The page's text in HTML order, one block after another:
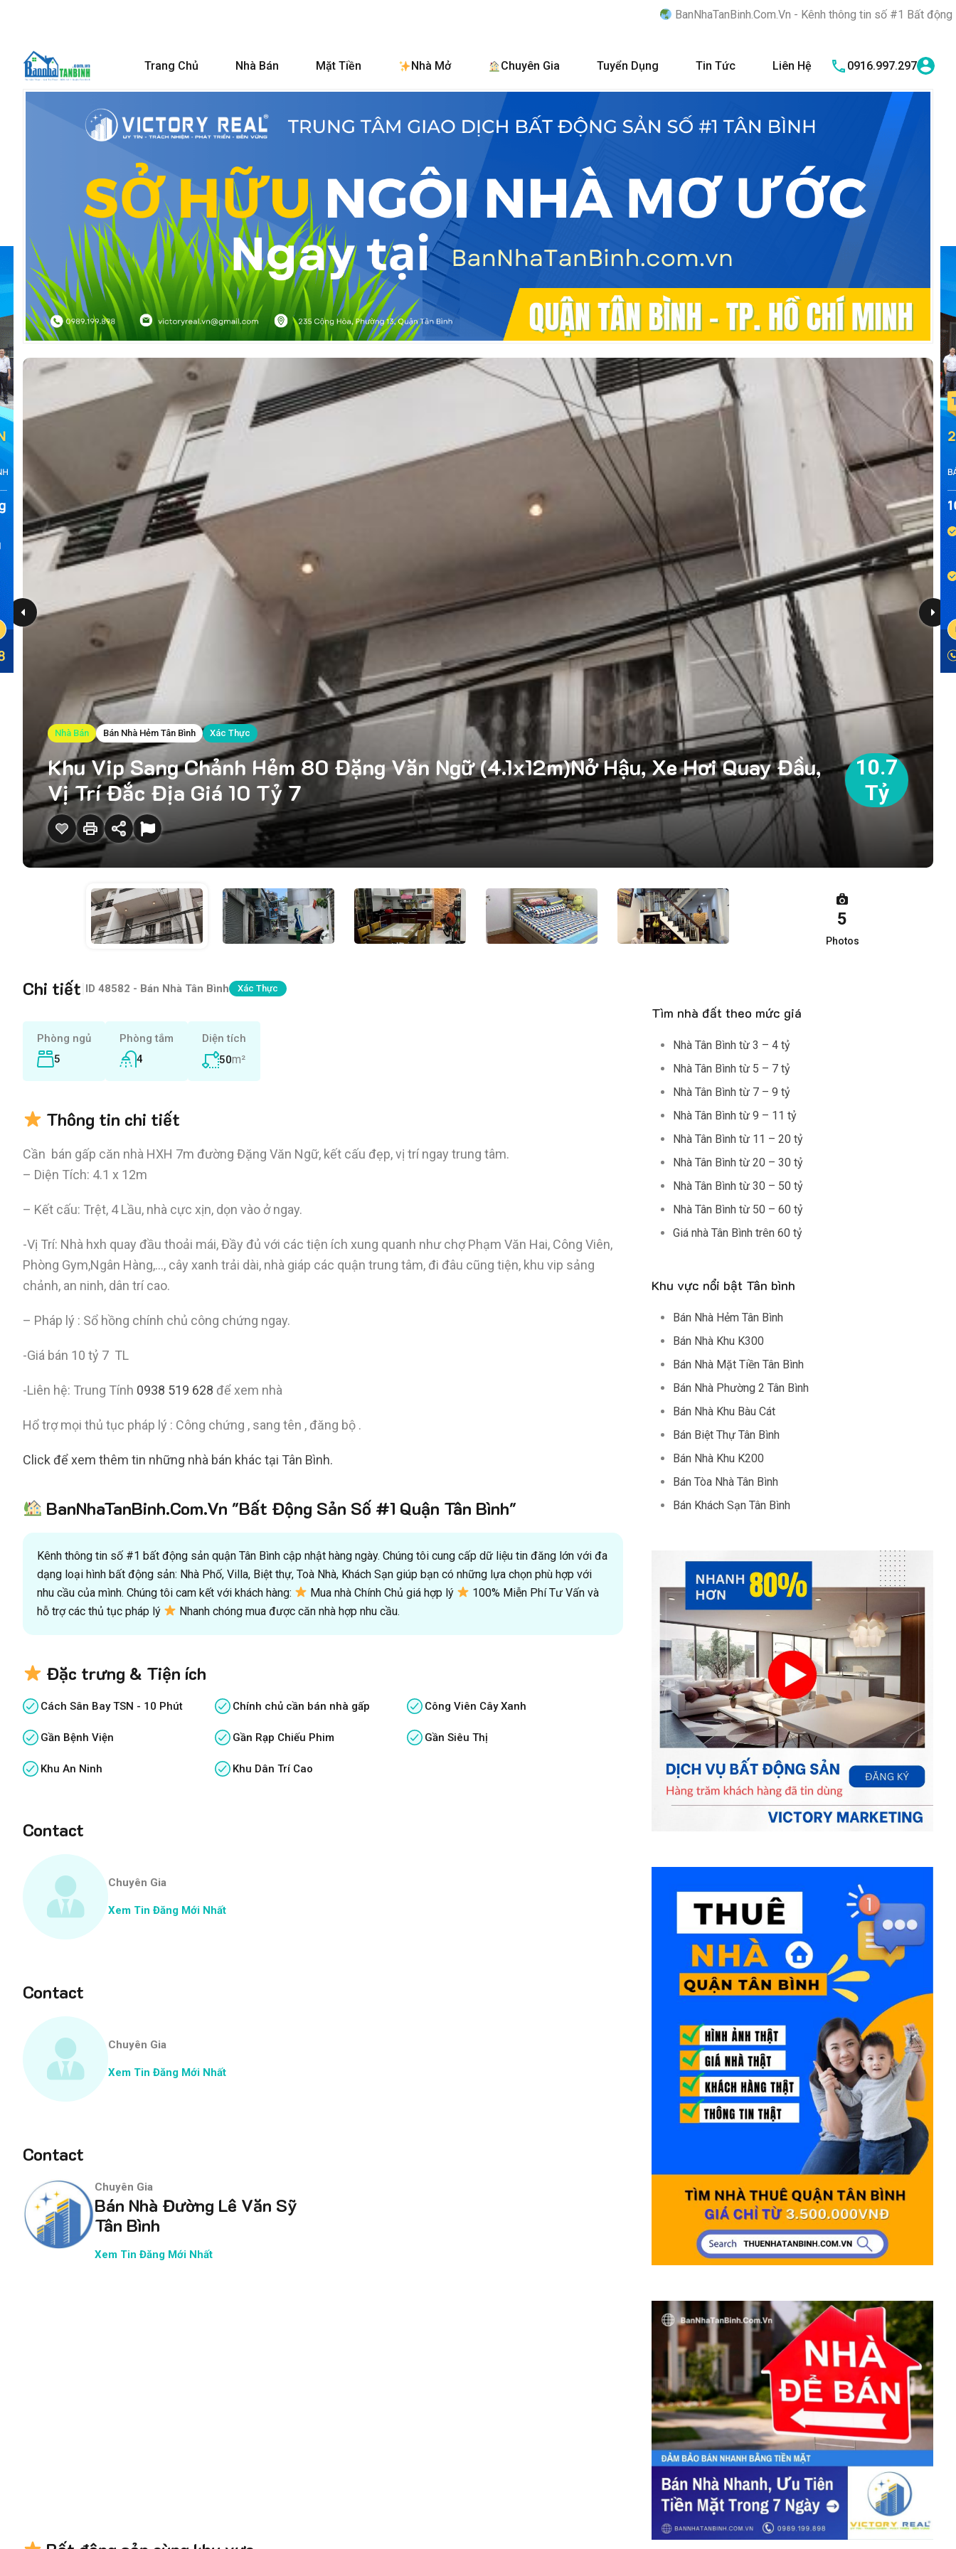
BanNhaTanBinh.Com.Vn - Kênh thông tin số #1 Bất động sản quận Tân
Trang Chủ Nhà Bán Mặt Tiền Nhà Mở Chuyên Gia Tuyển Dụng Tin Tức Liên Hệ 0916.997.297
Nhà Bán Bán Nhà Hẻm Tân Bình Xác Thực
Khu Vip Sang Chảnh Hẻm 80 Đặng Văn Ngữ (4.1x12m)Nở Hậu, Xe Hơi Quay Đầu,
Vị Trí Đắc Địa Giá 10 Tỷ 7
10.7
Tỷ
5
Photos
Chi tiết ID 48582 - Bán Nhà Tân Bình Xác Thực
Phòng ngủ
5
Phòng tắm
4
Diện tích
50m²
Thông tin chi tiết
Cần bán gấp căn nhà HXH 7m đường Đặng Văn Ngữ, kết cấu đẹp, vị trí ngay trung tâm.
– Diện Tích: 4.1 x 12m
– Kết cấu: Trệt, 4 Lầu, nhà cực xịn, dọn vào ở ngay.
-Vị Trí: Nhà hxh quay đầu thoải mái, Đầy đủ với các tiện ích xung quanh như chợ Phạm Văn Hai, Công Viên,
Phòng Gym,Ngân Hàng,…, cây xanh trải dài, nhà giáp các quận trung tâm, đi đâu cũng tiện, khu vip sảng
chảnh, an ninh, dân trí cao.
– Pháp lý : Sổ hồng chính chủ công chứng ngay.
-Giá bán 10 tỷ 7 TL
-Liên hệ: Trung Tính 0938 519 628 để xem nhà
Hổ trợ mọi thủ tục pháp lý : Công chứng , sang tên , đăng bộ .
Click để xem thêm tin những nhà bán khác tại Tân Bình.
BanNhaTanBinh.Com.Vn "Bất Động Sản Số #1 Quận Tân Bình"
Kênh thông tin số #1 bất động sản quận Tân Bình cập nhật hàng ngày. Chúng tôi cung cấp dữ liệu tin đăng lớn với đa
dạng loại hình bất động sản: Nhà Phố, Villa, Biệt thự, Toà Nhà, Khách Sạn giúp bạn có những lựa chọn phù hợp với
nhu cầu của mình. Chúng tôi cam kết với khách hàng:
Mua nhà Chính Chủ giá hợp lý
100% Miễn Phí Tư Vấn và
hỗ trợ các thủ tục pháp lý
Nhanh chóng mua được căn nhà hợp nhu cầu.
Đặc trưng & Tiện ích
Cách Sân Bay TSN - 10 Phút Chính chủ cần bán nhà gấp Công Viên Cây Xanh
Gần Bệnh Viện Gần Rạp Chiếu Phim Gần Siêu Thị
Khu An Ninh Khu Dân Trí Cao
Contact
Chuyên Gia
Xem Tin Đăng Mới Nhất
Contact
Chuyên Gia
Xem Tin Đăng Mới Nhất
Contact
Chuyên Gia
Bán Nhà Đường Lê Văn Sỹ
Tân Bình
Xem Tin Đăng Mới Nhất
Tìm nhà đất theo mức giá
Nhà Tân Bình từ 3 – 4 tỷ
Nhà Tân Bình từ 5 – 7 tỷ
Nhà Tân Bình từ 7 – 9 tỷ
Nhà Tân Bình từ 9 – 11 tỷ
Nhà Tân Bình từ 11 – 20 tỷ
Nhà Tân Bình từ 20 – 30 tỷ
Nhà Tân Bình từ 30 – 50 tỷ
Nhà Tân Bình từ 50 – 60 tỷ
Giá nhà Tân Bình trên 60 tỷ
Khu vực nổi bật Tân bình
Bán Nhà Hẻm Tân Bình
Bán Nhà Khu K300
Bán Nhà Mặt Tiền Tân Bình
Bán Nhà Phường 2 Tân Bình
Bán Nhà Khu Bàu Cát
Bán Biệt Thự Tân Bình
Bán Nhà Khu K200
Bán Tòa Nhà Tân Bình
Bán Khách Sạn Tân Bình